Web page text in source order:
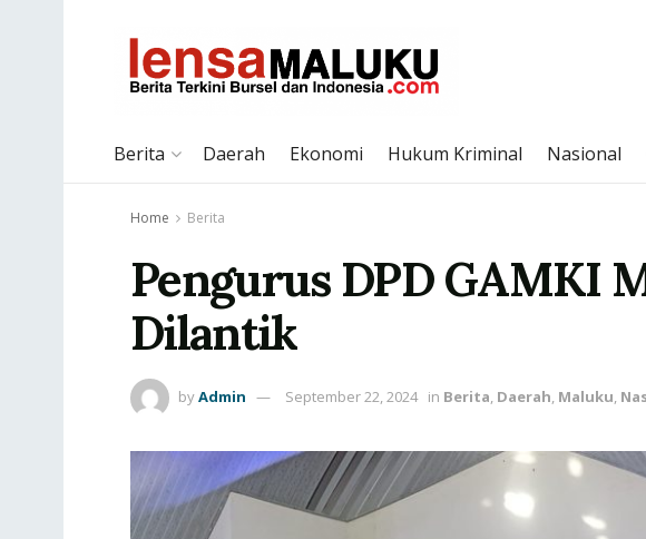
Berita Daerah Ekonomi Hukum Kriminal Nasional
Home Berita
Pengurus DPD GAMKI
Dilantik
byAdmin September 22, 2024 in Berita, Daerah, Maluku,